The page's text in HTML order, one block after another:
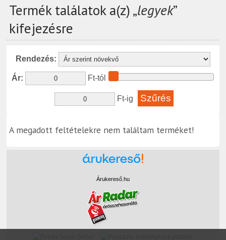
Termék találatok a(z) „legyek”
kifejezésre
Rendezés:
Ár: Ft-tól
Ft-ig
A megadott feltételekre nem találtam terméket!
Árukereső.hu